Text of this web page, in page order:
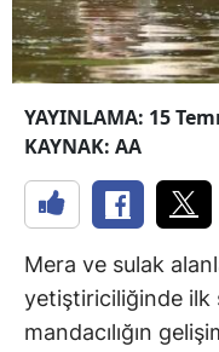
YAYINLAMA: 15
KAYNAK: AA
Mera ve sulak
yetiştiriciliğinde ilk
mandacılığın